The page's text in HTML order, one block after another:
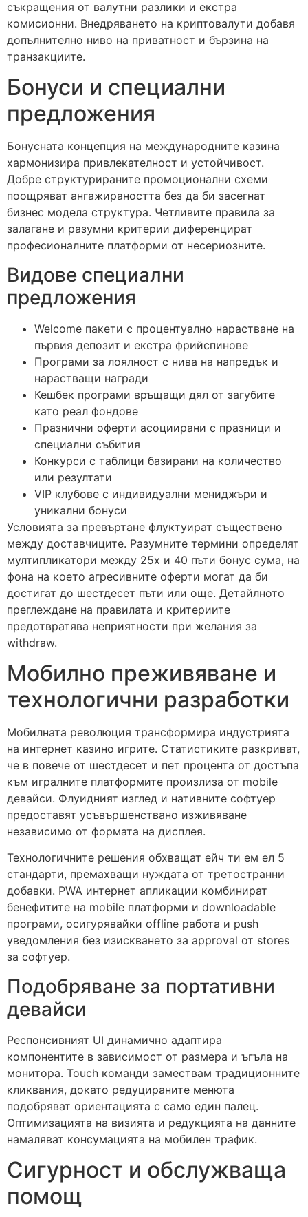
съкращения от валутни разлики и екстра
комисионни. Внедряването на криптовалути добавя
допълнително ниво на приватност и бързина на
транзакциите.
Бонуси и специални
предложения
Бонусната концепция на международните казина
хармонизира привлекателност и устойчивост.
Добре структурираните промоционални схеми
поощряват ангажираността без да би засегнат
бизнес модела структура. Четливите правила за
залагане и разумни критерии диференцират
професионалните платформи от несериозните.
Видове специални
предложения
Welcome пакети с процентуално нарастване на
първия депозит и екстра фрийспинове
Програми за лоялност с нива на напредък и
нарастващи награди
Кешбек програми връщащи дял от загубите
като реал фондове
Празнични оферти асоциирани с празници и
специални събития
Конкурси с таблици базирани на количество
или резултати
VIP клубове с индивидуални мениджъри и
уникални бонуси
Условията за превъртане флуктуират съществено
между доставчиците. Разумните термини определят
мултипликатори между 25x и 40 пъти бонус сума, на
фона на което агресивните оферти могат да би
достигат до шестдесет пъти или още. Детайлното
преглеждане на правилата и критериите
предотвратява неприятности при желания за
withdraw.
Мобилно преживяване и
технологични разработки
Мобилната революция трансформира индустрията
на интернет казино игрите. Статистиките разкриват,
че в повече от шестдесет и пет процента от достъпа
към игралните платформите произлиза от mobile
девайси. Флуидният изглед и нативните софтуер
предоставят усъвършенствано изживяване
независимо от формата на дисплея.
Технологичните решения обхващат ейч ти ем ел 5
стандарти, премахващи нуждата от третостранни
добавки. PWA интернет апликации комбинират
бенефитите на mobile платформи и downloadable
програми, осигурявайки offline работа и push
уведомления без изискването за approval от stores
за софтуер.
Подобряване за портативни
девайси
Респонсивният UI динамично адаптира
компонентите в зависимост от размера и ъгъла на
монитора. Touch команди замествам традиционните
кликвания, докато редуцираните менюта
подобряват ориентацията с само един палец.
Оптимизацията на визията и редукцията на данните
намаляват консумацията на мобилен трафик.
Сигурност и обслужваща
помощ